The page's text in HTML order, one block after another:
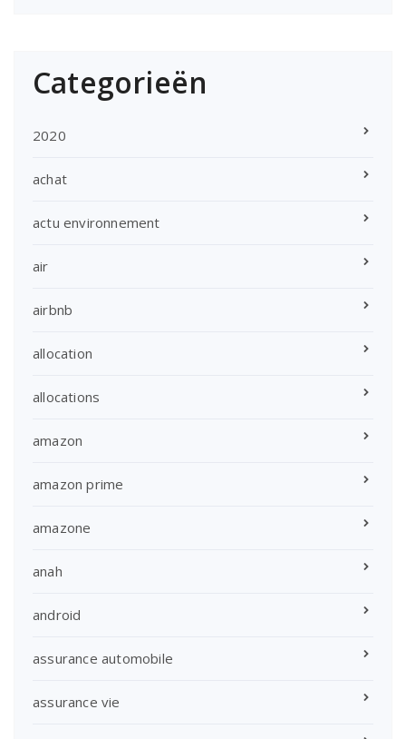
Categorieën
2020
achat
actu environnement
air
airbnb
allocation
allocations
amazon
amazon prime
amazone
anah
android
assurance automobile
assurance vie